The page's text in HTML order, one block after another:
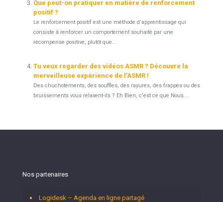
Que peut-on pratiquer en matière de renforcement
positif ?
Le renforcement positif est une méthode d’apprentissage qui
consiste à renforcer un comportement souhaité par une
récompense positive, plutôt que...
Tu veux regarder des vidéos ASMR ? Découvre la
merveilleuse expérience de l’ASMR !
Des chuchotements, des souffles, des rayures, des frappes ou des
bruissements vous relaxent-ils ? Eh Bien, c’est ce que Nous...
Nos partenaires
Logidesk – Agenda en ligne partagé